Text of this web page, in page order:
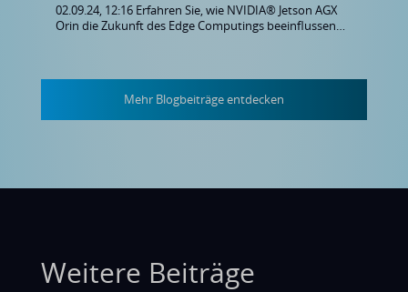
02.09.24, 12:16 Erfahren Sie, wie NVIDIA® Jetson AGX
Orin die Zukunft des Edge Computings beeinflussen
Mehr Blogbeiträge entdecken
Weitere Beiträge